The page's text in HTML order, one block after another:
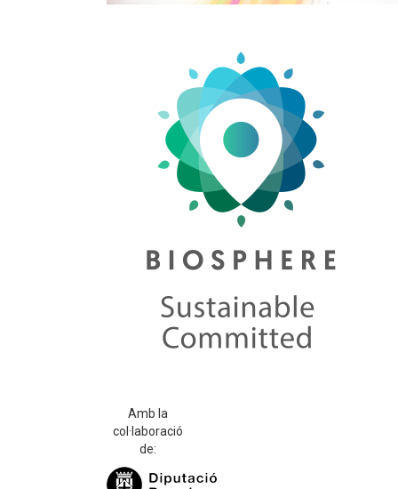
Amb la
col·laboració
de: